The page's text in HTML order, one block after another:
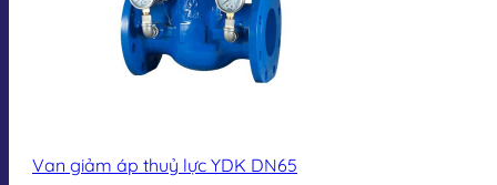
Van giảm áp thuỷ lực YDK DN65